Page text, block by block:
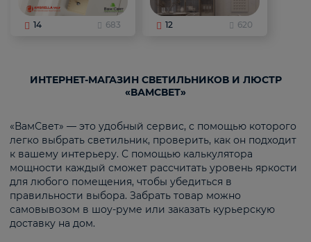
14 683 12 620
ИНТЕРНЕТ-МАГАЗИН СВЕТИЛЬНИКОВ И ЛЮСТР
«ВАМСВЕТ»
«ВамСвет» — это удобный сервис, с помощью которого
легко выбрать светильник, проверить, как он подходит
к вашему интерьеру. С помощью калькулятора
мощности каждый сможет рассчитать уровень яркости
для любого помещения, чтобы убедиться в
правильности выбора. Забрать товар можно
самовывозом в шоу-руме или заказать курьерскую
доставку на дом.